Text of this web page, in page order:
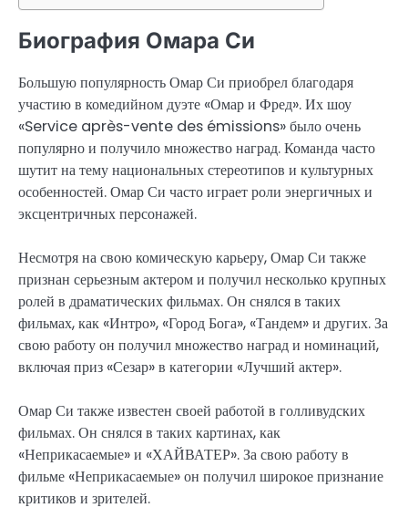
Биография Омара Си
Большую популярность Омар Си приобрел благодаря
участию в комедийном дуэте «Омар и Фред». Их шоу
«Service après-vente des émissions» было очень
популярно и получило множество наград. Команда часто
шутит на тему национальных стереотипов и культурных
особенностей. Омар Си часто играет роли энергичных и
эксцентричных персонажей.
Несмотря на свою комическую карьеру, Омар Си также
признан серьезным актером и получил несколько крупных
ролей в драматических фильмах. Он снялся в таких
фильмах, как «Интро», «Город Бога», «Тандем» и других. За
свою работу он получил множество наград и номинаций,
включая приз «Сезар» в категории «Лучший актер».
Омар Си также известен своей работой в голливудских
фильмах. Он снялся в таких картинах, как
«Неприкасаемые» и «ХАЙВАТЕР». За свою работу в
фильме «Неприкасаемые» он получил широкое признание
критиков и зрителей.